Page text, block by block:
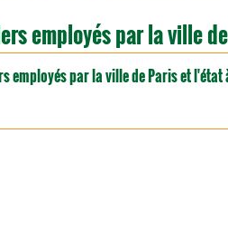
employés par la ville
employés par la ville de Paris et l'état